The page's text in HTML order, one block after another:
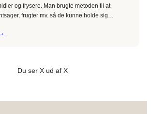
og frysere. Man brugte metoden til at
frugter mv. så de kunne holde sig…
Du ser X ud af X